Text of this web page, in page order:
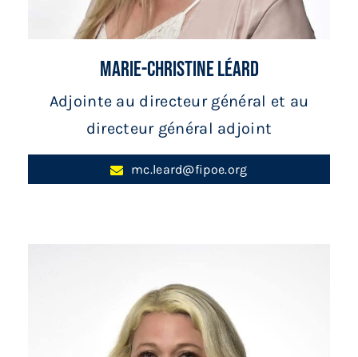
Marie-Christine Léard
Adjointe au directeur général et au
directeur général adjoint
mc.leard@fipoe.org